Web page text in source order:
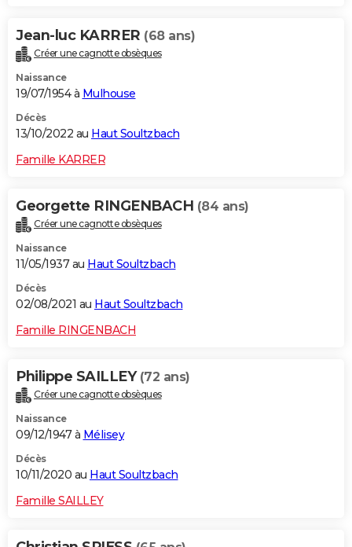
Jean-luc KARRER (68 ans)
Créer une cagnotte obsèques
Naissance
19/07/1954 à Mulhouse
Décès
13/10/2022 au Haut Soultzbach
Famille KARRER
Georgette RINGENBACH (84 ans)
Créer une cagnotte obsèques
Naissance
11/05/1937 au Haut Soultzbach
Décès
02/08/2021 au Haut Soultzbach
Famille RINGENBACH
Philippe SAILLEY (72 ans)
Créer une cagnotte obsèques
Naissance
09/12/1947 à Mélisey
Décès
10/11/2020 au Haut Soultzbach
Famille SAILLEY